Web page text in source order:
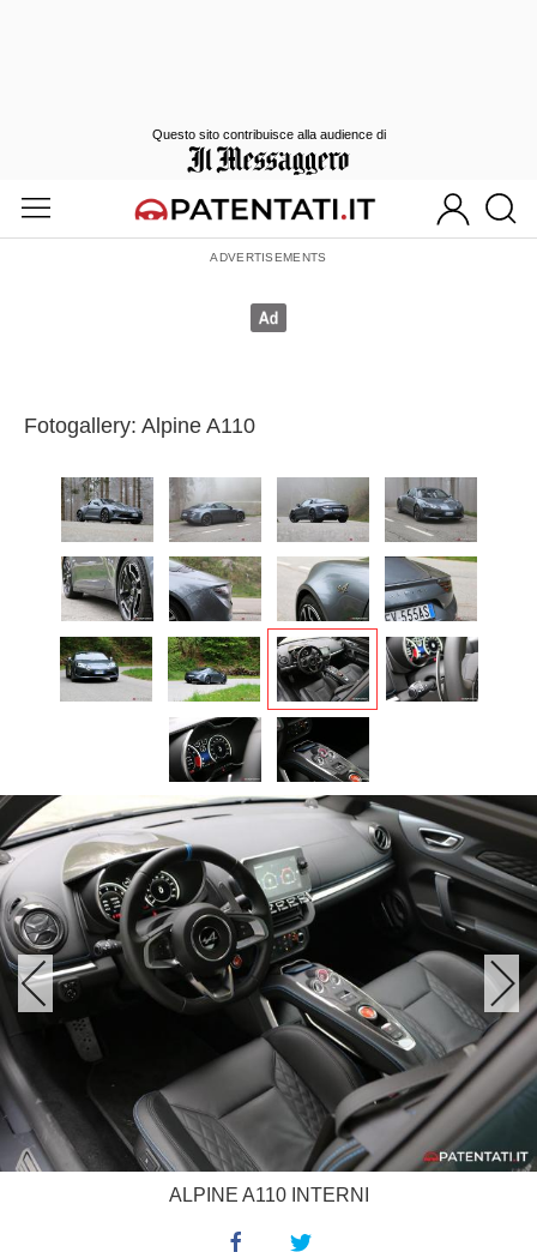
Fotogallery: Alpine A110
ALPINE A110 INTERNI
Questo sito contribuisce alla audience di